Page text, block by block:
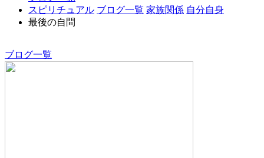
スピリチュアル ブログ一覧 家族関係 自分自身
最後の自問
ブログ一覧